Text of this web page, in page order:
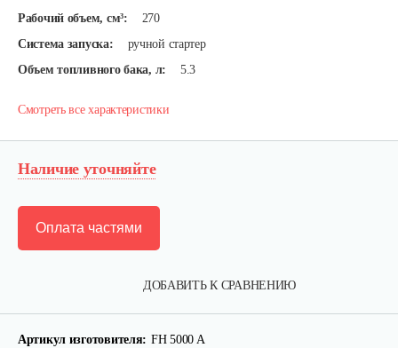
Рабочий объем, см³:
270
Система запуска:
ручной стартер
Объем топливного бака, л:
5.3
Смотреть все характеристики
Наличие уточняйте
ДОБАВИТЬ К СРАВНЕНИЮ
Оплата частями
Артикул изготовителя: FH 5000 A